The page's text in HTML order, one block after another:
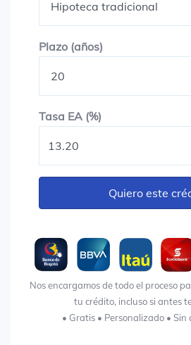
Plazo (años)
Tasa EA (%)
Quiero este
Nos encargamos de todo el proceso
tu crédito, incluso si antes
• Gratis • Personalizado • Sin